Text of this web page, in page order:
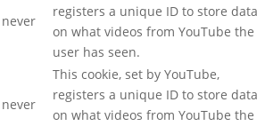
never
registers a unique ID to store data
on what videos from YouTube the
user has seen.
never
This cookie, set by YouTube,
registers a unique ID to store data
on what videos from YouTube the